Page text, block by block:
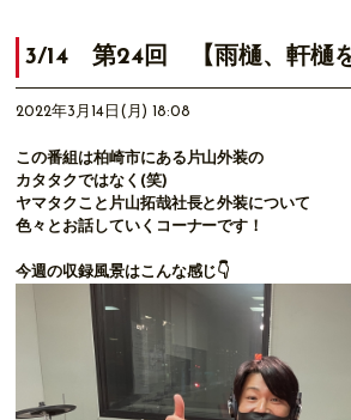
3/14 第24回 【雨樋、軒樋を
2022年3月14日(月) 18:08
この番組は柏崎市にある片山外装の
カタタクではなく(笑)
ヤマタクこと片山拓哉社長と外装について
色々とお話していくコーナーです！
今週の収録風景はこんな感じ👇